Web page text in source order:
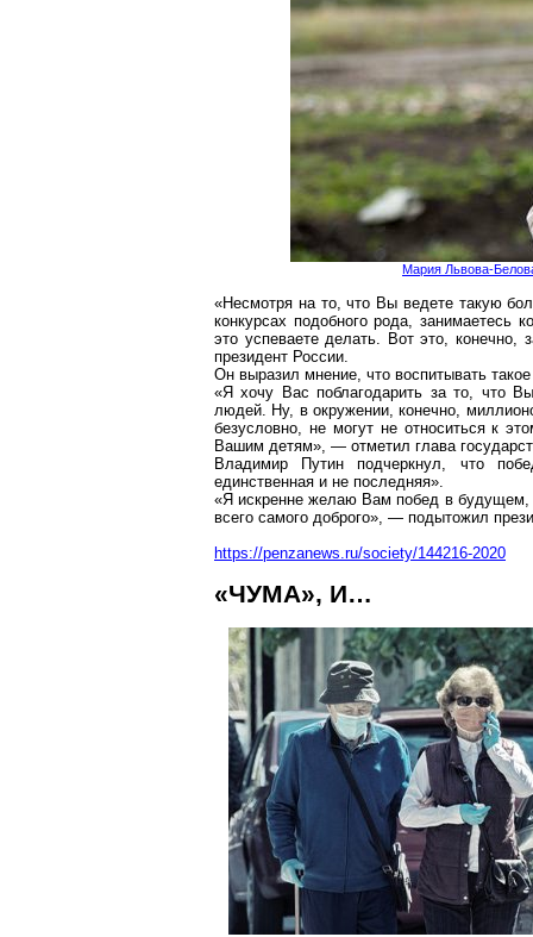
Мария Львова-
«Несмотря на то, что Вы ведете такую
конкурсах подобного рода, занимаетесь
это успеваете делать. Вот это,
президент России.
Он выразил мнение, что воспитывать
«Я хочу Вас поблагодарить за то, что
людей. Ну, в окружении, конечно,
безусловно, не могут не относиться к
Вашим детям», — отметил глава
Владимир Путин подчеркнул, что
единственная и не последняя».
«Я искренне желаю Вам побед в будущем,
всего самого доброго», — подытожил
https://penzanews.ru/society/144216-2020
«ЧУМА», И…